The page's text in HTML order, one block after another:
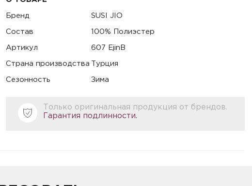
Бренд SUSI JIO
Состав 100% Полиэстер
Артикул 607 EjinB
Страна производства Турция
Сезонность Зима
Только оригинальная продукция от брендов.
Гарантия подлинности.